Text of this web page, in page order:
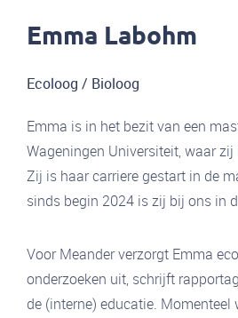
Emma Labohm
Ecoloog / Bioloog
Emma is in het bezit van een
Wageningen Universiteit, waar
Zij is haar carriere gestart in de
sinds begin 2024 is zij bij ons in
Voor Meander verzorgt Emma
onderzoeken uit, schrijft
de (interne) educatie. Momenteel